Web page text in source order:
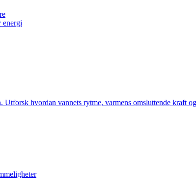
energi
hvordan vannets rytme, varmens omsluttende kraft